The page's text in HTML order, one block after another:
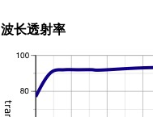
波长透射率